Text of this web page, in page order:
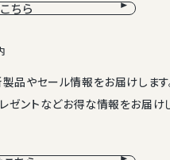
ちら
品やセール情報をお届けします
ゼントなどお得な情報をお届け